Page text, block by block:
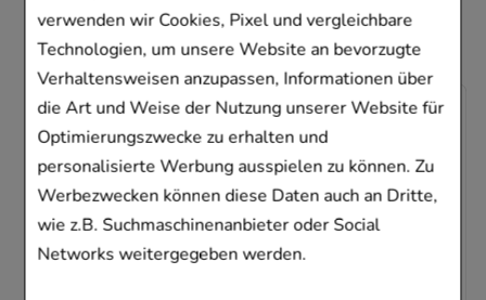
verwenden wir Cookies, Pixel und vergleichbare
Technologien, um unsere Website an bevorzugte
Verhaltensweisen anzupassen, Informationen über
die Art und Weise der Nutzung unserer Website für
Optimierungszwecke zu erhalten und
personalisierte Werbung ausspielen zu können. Zu
Werbezwecken können diese Daten auch an Dritte,
wie z.B. Suchmaschinenanbieter oder Social
Networks weitergegeben werden.
Artikel entschieden
-23,5%